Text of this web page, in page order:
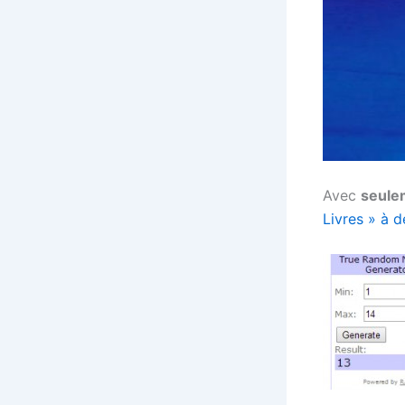
Avec
Livres » à